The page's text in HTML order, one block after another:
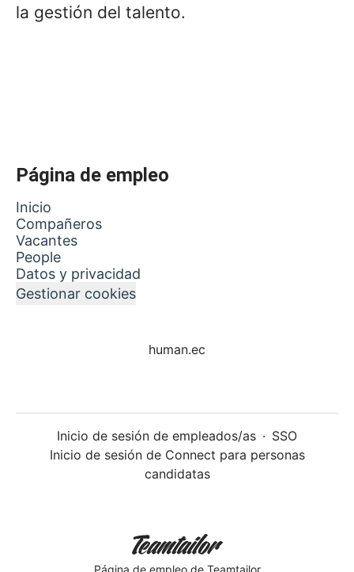
la gestión del talento.
Página de empleo
Inicio
Compañeros
Vacantes
People
Datos y privacidad
Gestionar cookies
human.ec
Inicio de sesión de empleados/as · SSO
Inicio de sesión de Connect para personas
candidatas